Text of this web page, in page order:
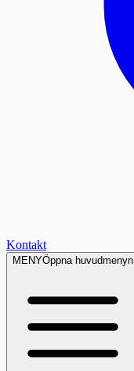
Kontakt
MENYÖppna huvudmenyn